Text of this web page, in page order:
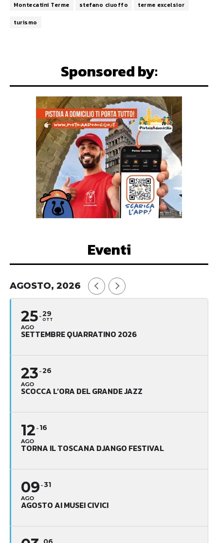
Montecatini Terme
stefano ciuoffo
terme excelsior
turismo
Sponsored by:
Eventi
AGOSTO, 2026
25
AGO
29
OTT
SETTEMBRE QUARRATINO 2026
23
AGO
26
SCOCCA L’ORA DEL GRANDE JAZZ
12
AGO
16
TORNA IL TOSCANA DJANGO FESTIVAL
09
AGO
31
AGOSTO AI MUSEI CIVICI